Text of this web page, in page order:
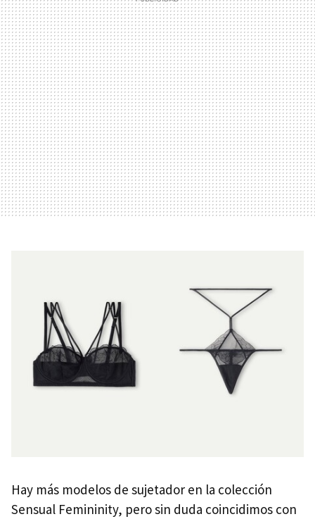
Hay más modelos de sujetador en la colección
Sensual Femininity, pero sin duda coincidimos con